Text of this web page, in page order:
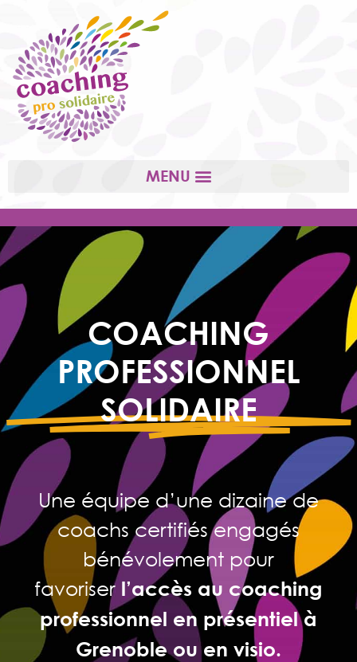
COACHING
PROFESSIONNEL
SOLIDAIRE
Une équipe d’une dizaine de
coachs certifiés engagés
bénévolement pour
favoriser l’accès au coaching
professionnel en présentiel à
Grenoble ou en visio.